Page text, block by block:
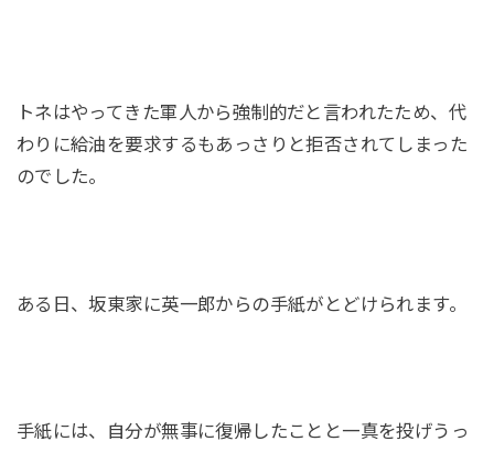
トネはやってきた軍人から強制的だと言われたため、代
わりに給油を要求するもあっさりと拒否されてしまった
のでした。
ある日、坂東家に英一郎からの手紙がとどけられます。
手紙には、自分が無事に復帰したことと一真を投げうっ